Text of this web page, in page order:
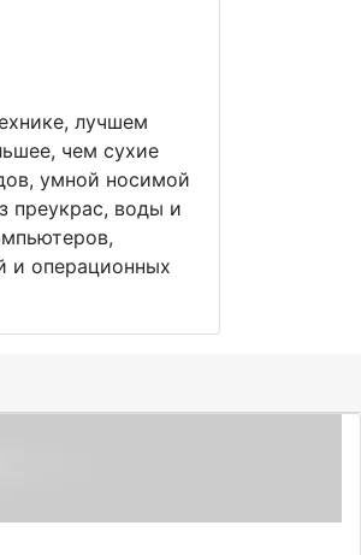
лучшем
чем сухие
умной носимой
преукрас, воды и
и операционных